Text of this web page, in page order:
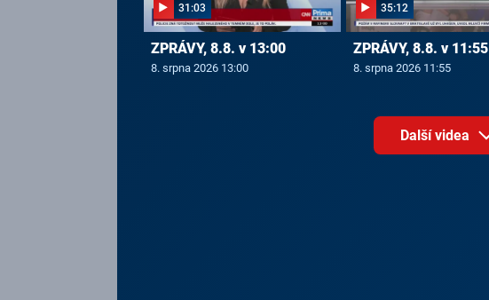
31:03
ZPRÁVY, 8.8. v 13:00
8. srpna 2026 13:00
35:12
ZPRÁVY, 8.8. v 11:55
8. srpna 2026 11:55
Další videa